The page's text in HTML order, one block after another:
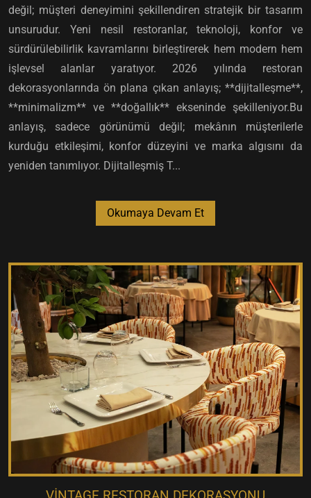
değil; müşteri deneyimini şekillendiren stratejik bir tasarım
unsurudur. Yeni nesil restoranlar, teknoloji, konfor ve
sürdürülebilirlik kavramlarını birleştirerek hem modern hem
işlevsel alanlar yaratıyor. 2026 yılında restoran
dekorasyonlarında ön plana çıkan anlayış; **dijitalleşme**,
**minimalizm** ve **doğallık** ekseninde şekilleniyor.Bu
anlayış, sadece görünümü değil; mekânın müşterilerle
kurduğu etkileşimi, konfor düzeyini ve marka algısını da
yeniden tanımlıyor. Dijitalleşmiş T...
Okumaya Devam Et